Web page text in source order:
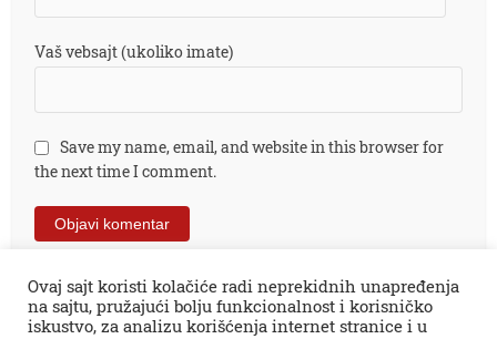
Vaš vebsajt (ukoliko imate)
Save my name, email, and website in this browser for
the next time I comment.
Ovaj sajt koristi kolačiće radi neprekidnih unapređenja
na sajtu, pružajući bolju funkcionalnost i korisničko
iskustvo, za analizu korišćenja internet stranice i u